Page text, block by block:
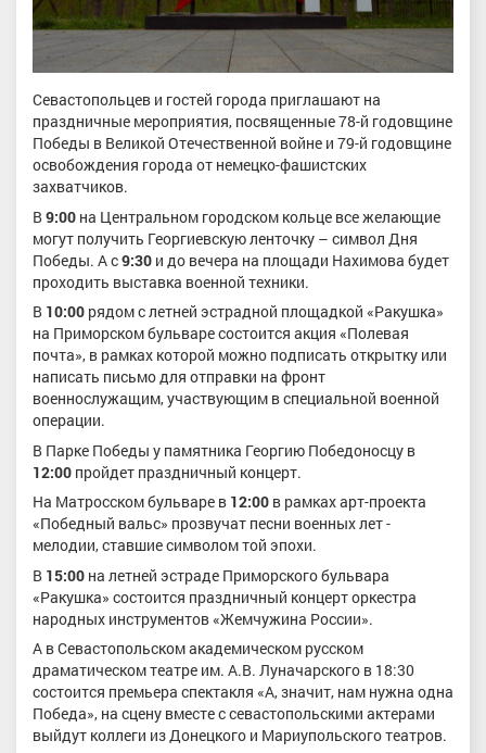
Севастопольцев и гостей города приглашают на
праздничные мероприятия, посвященные 78-й годовщине
Победы в Великой Отечественной войне и 79-й годовщине
освобождения города от немецко-фашистских
захватчиков.
В9:00 на Центральном городском кольце все желающие
могут получить Георгиевскую ленточку – символ Дня
Победы. А с9:30 и до вечера на площади Нахимова будет
проходить выставка военной техники.
В 10:00 рядом с летней эстрадной площадкой «Ракушка»
на Приморском бульваре состоится акция «Полевая
почта», в рамках которой можно подписать открытку или
написать письмо для отправки на фронт
военнослужащим, участвующим в специальной военной
операции.
В Парке Победы у памятника Георгию Победоносцу в
12:00 пройдет праздничный концерт.
На Матросском бульваре в 12:00 в рамках арт-проекта
«Победный вальс» прозвучат песни военных лет -
мелодии, ставшие символом той эпохи.
В 15:00 на летней эстраде Приморского бульвара
«Ракушка» состоится праздничный концерт оркестра
народных инструментов «Жемчужина России».
А в Севастопольском академическом русском
драматическом театре им. А.В. Луначарского в 18:30
состоится премьера спектакля «А, значит, нам нужна одна
Победа», на сцену вместе с севастопольскими актерами
выйдут коллеги из Донецкого и Мариупольского театров.